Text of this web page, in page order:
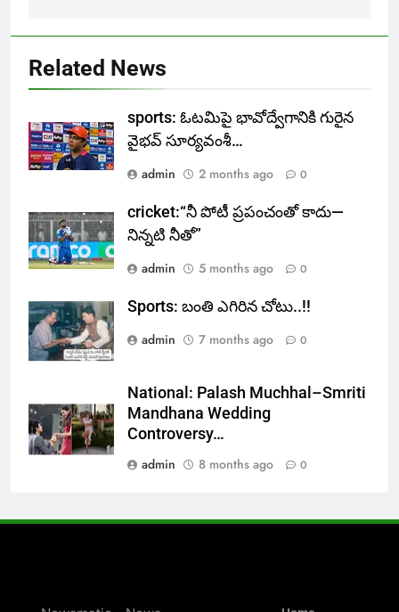
Related News
sports: ఓటమిపై భావోద్వేగానికి గురైన
వైభవ్ సూర్యవంశీ…
admin
2 months ago 0
cricket:“నీ పోటీ ప్రపంచంతో కాదు—
నిన్నటి నీతో”
admin
5 months ago 0
Sports: బంతి ఎగిరిన చోటు..!!
admin
7 months ago 0
National: Palash Muchhal–Smriti
Mandhana Wedding
Controversy…
admin
8 months ago 0